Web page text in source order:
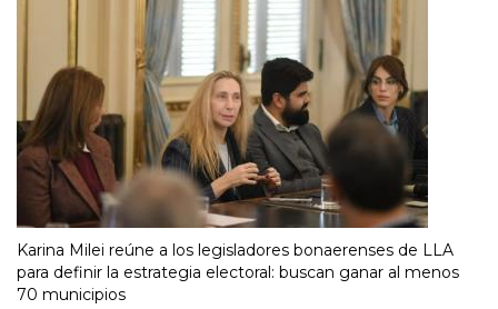
Karina Milei reúne a los legisladores bonaerenses de LLA
para definir la estrategia electoral: buscan ganar al menos
70 municipios